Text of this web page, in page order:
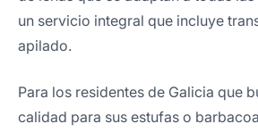
un servicio integral que incluye
apilado.
Para los residentes de Galicia que
calidad para sus estufas o